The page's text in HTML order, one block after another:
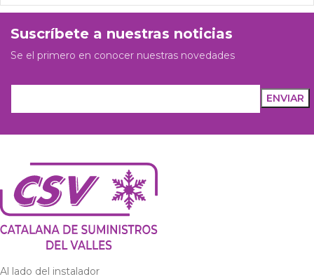
Suscríbete a nuestras noticias
Se el primero en conocer nuestras novedades
Al lado del instalador